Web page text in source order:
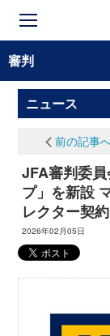
審判
ニュース
前の記事
JFA審判委
プ」を新設
レクター契
2026年02月05日